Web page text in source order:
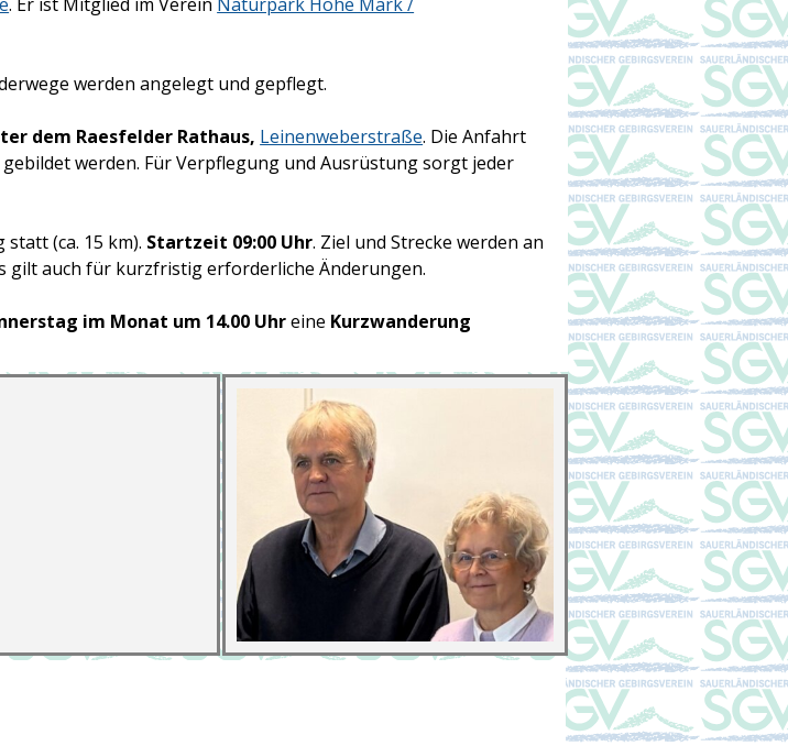
werden angelegt und gepflegt.
dem Raesfelder Rathaus, Leinenweberstraße. Die Anfahrt
werden. Für Verpflegung und Ausrüstung sorgt jeder
(ca. 15 km). Startzeit 09:00 Uhr. Ziel und Strecke werden an
gilt auch für kurzfristig erforderliche Änderungen.
im Monat um 14.00 Uhreine Kurzwanderung